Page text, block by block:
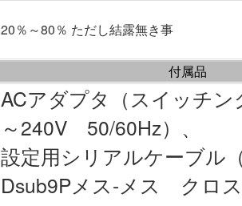
20％～80％ ただし結露無き事
付属品
ACアダプタ（スイッチン
～240V 50/60Hz）、
設定用シリアルケーブ
Dsub9Pメス-メス クロ